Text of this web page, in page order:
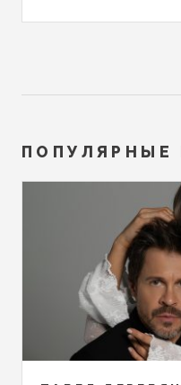
ПОПУЛЯРНЫЕ